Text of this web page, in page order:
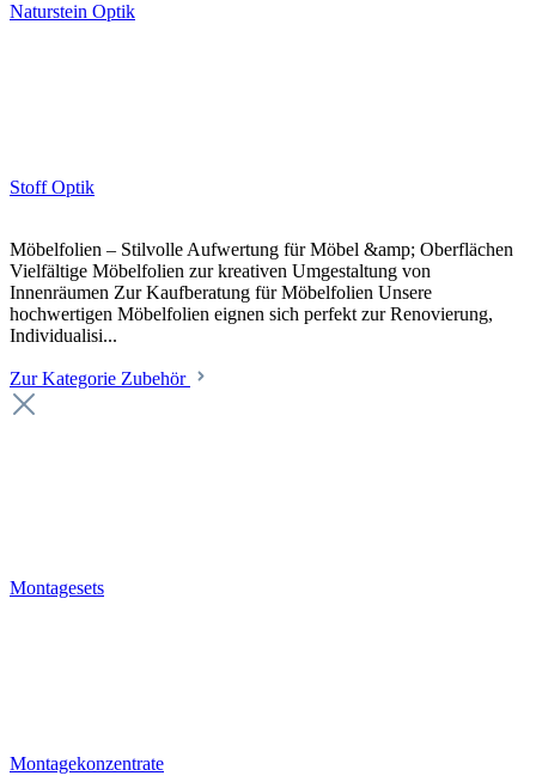
Naturstein Optik
Stoff Optik
Möbelfolien – Stilvolle Aufwertung für Möbel &amp; Oberflächen
Vielfältige Möbelfolien zur kreativen Umgestaltung von
Innenräumen Zur Kaufberatung für Möbelfolien Unsere
hochwertigen Möbelfolien eignen sich perfekt zur Renovierung,
Individualisi...
Zur Kategorie Zubehör
Montagesets
Montagekonzentrate